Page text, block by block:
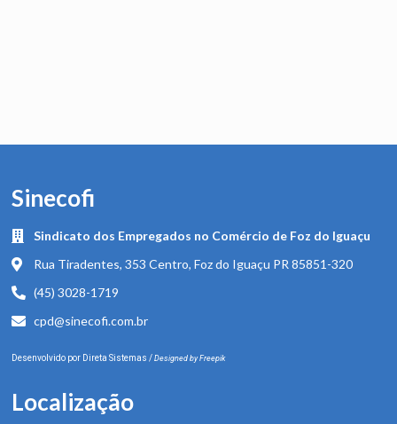
Sinecofi
Sindicato dos Empregados no Comércio de Foz do Iguaçu
Rua Tiradentes, 353 Centro, Foz do Iguaçu PR 85851-320
(45) 3028-1719
cpd@sinecofi.com.br
Desenvolvido por Direta Sistemas / Designed by Freepik
Localização